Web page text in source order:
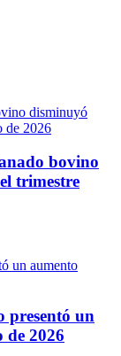
bovino
trimestre
presentó un
2026